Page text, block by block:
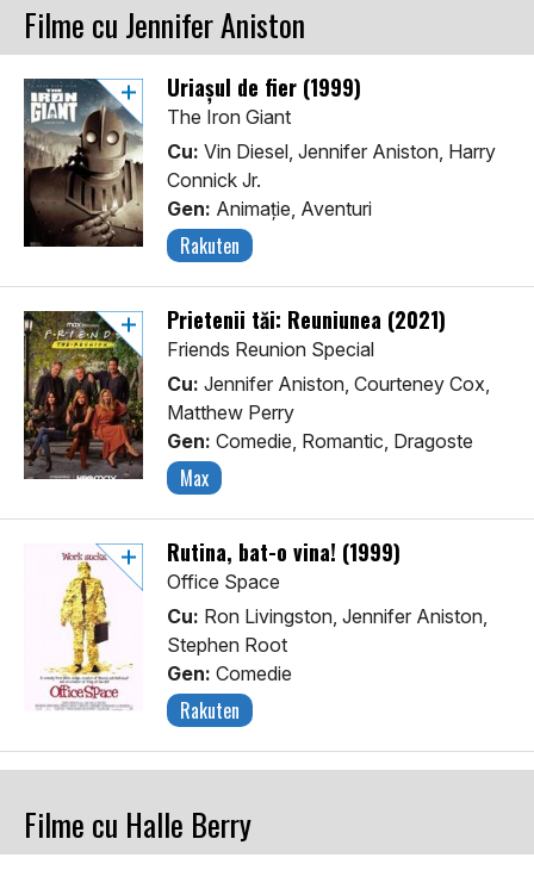
Filme cu Jennifer Aniston
Uriașul de fier (1999)
The Iron Giant
Cu: Vin Diesel, Jennifer Aniston, Harry
Connick Jr.
Gen: Animaţie, Aventuri
Rakuten
Prietenii tăi: Reuniunea (2021)
Friends Reunion Special
Cu: Jennifer Aniston, Courteney Cox,
Matthew Perry
Gen: Comedie, Romantic, Dragoste
Max
Rutina, bat-o vina! (1999)
Office Space
Cu: Ron Livingston, Jennifer Aniston,
Stephen Root
Gen: Comedie
Rakuten
Filme cu Halle Berry